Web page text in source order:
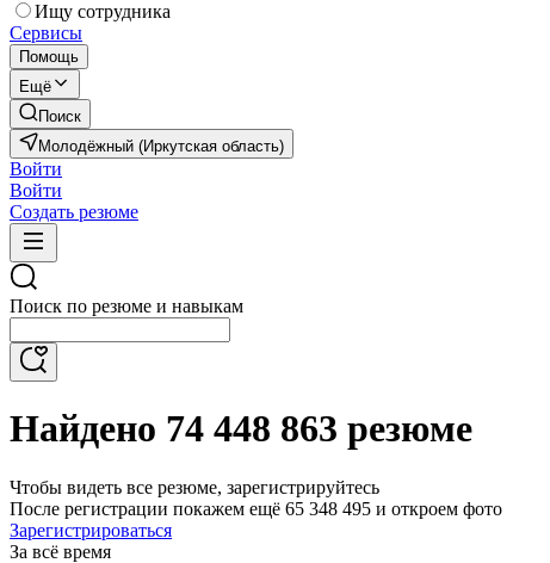
Ищу сотрудника
Сервисы
Помощь
Ещё
Поиск
Молодёжный (Иркутская область)
Войти
Войти
Создать резюме
Поиск по резюме и навыкам
Найдено 74 448 863 резюме
Чтобы видеть все резюме, зарегистрируйтесь
После регистрации покажем ещё 65 348 495 и откроем фото
Зарегистрироваться
За всё время